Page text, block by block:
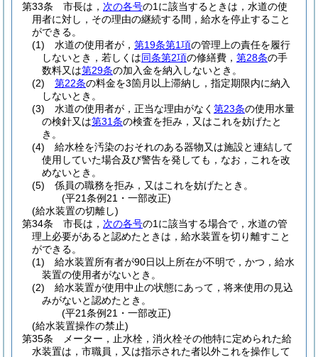
第33条
市長は， 次の各号の1に該当するときは，水道の使
用者に対し，その理由の継続する間，給水を停止すること
ができる。
(1)
水道の使用者が， 第19条第1項の管理上の責任を履行
しないとき，若しくは同条第2項の修繕費， 第28条の手
数料又は第29条の加入金を納入しないとき。
(2)
第22条の料金を3箇月以上滞納し，指定期限内に納入
しないとき。
(3)
水道の使用者が，正当な理由がなく 第23条の使用水量
の検針又は第31条の検査を拒み，又はこれを妨げたと
き。
(4)
給水栓を汚染のおそれのある器物又は施設と連結して
使用していた場合及び警告を発しても，なお，これを改
めないとき。
(5)
係員の職務を拒み，又はこれを妨げたとき。
(平21条例21・一部改正)
(給水装置の切離し)
第34条
市長は， 次の各号の1に該当する場合で，水道の管
理上必要があると認めたときは，給水装置を切り離すこと
ができる。
(1)
給水装置所有者が90日以上所在が不明で，かつ，給水
装置の使用者がないとき。
(2)
給水装置が使用中止の状態にあって，将来使用の見込
みがないと認めたとき。
(平21条例21・一部改正)
(給水装置操作の禁止)
第35条
メーター，止水栓，消火栓その他特に定められた給
水装置は，市職員，又は指示された者以外これを操作して